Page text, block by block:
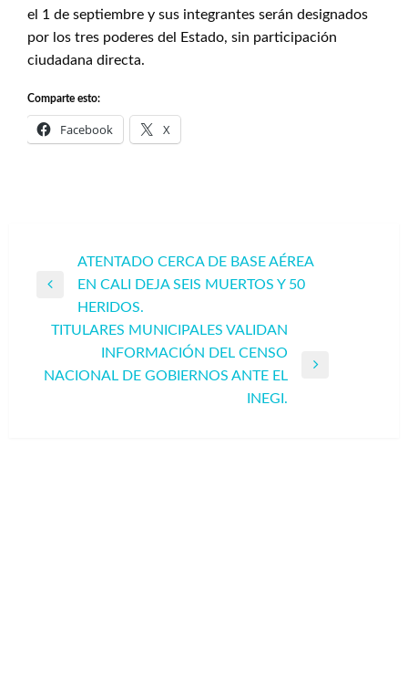
el 1 de septiembre y sus integrantes serán designados
por los tres poderes del Estado, sin participación
ciudadana directa.
Comparte esto:
Facebook X
Navegación
de
entradas
ATENTADO CERCA DE BASE AÉREA
EN CALI DEJA SEIS MUERTOS Y 50
HERIDOS.
Entrada
TITULARES MUNICIPALES VALIDAN
INFORMACIÓN DEL CENSO
NACIONAL DE GOBIERNOS ANTE EL
INEGI.